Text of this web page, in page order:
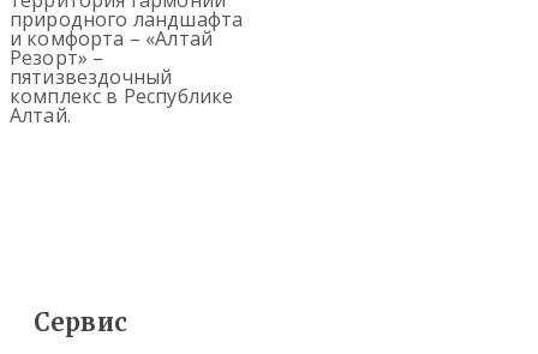
природного ландшафта
и комфорта – «Алтай
Резорт» –
пятизвездочный
комплекс в Республике
Алтай.
Сервис